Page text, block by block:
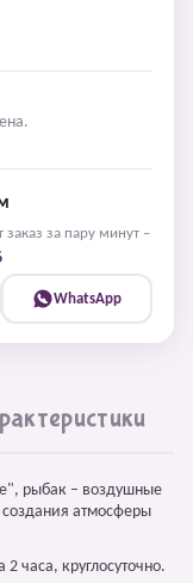
за пару минут –
WhatsApp
рыбак – воздушные
атмосферы
часа, круглосуточно.